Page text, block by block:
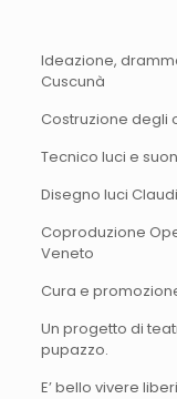
Ideazione,
Cuscunà
Costruzione degli
Tecnico luci e
Disegno luci
Coproduzione
Veneto
Cura e
Un progetto di
pupazzo.
E’ bello vivere